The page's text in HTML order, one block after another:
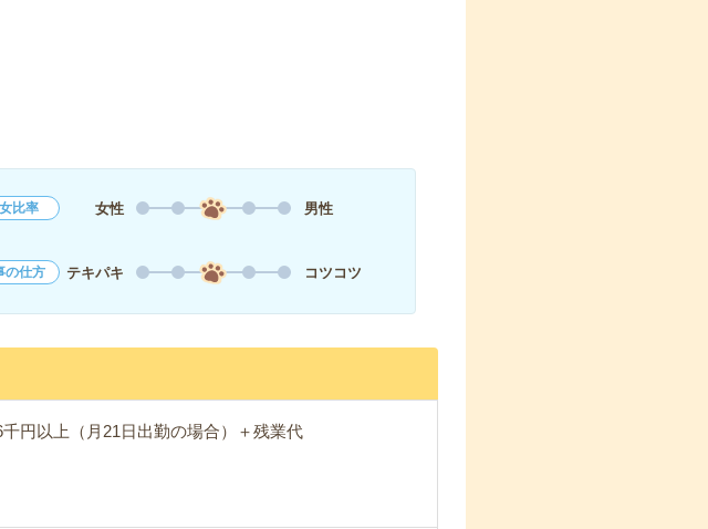
比率 女性 男性
の仕方 テキパキ コツコツ
円以上（月21日出勤の場合）＋残業代